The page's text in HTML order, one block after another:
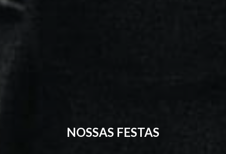
NOSSAS FESTAS